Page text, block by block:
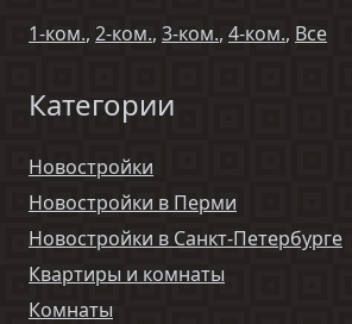
1-ком., 2-ком., 3-ком., 4-ком., Все
Категории
Новостройки
Новостройки в Перми
Новостройки в Санкт-Петербурге
Квартиры и комнаты
Комнаты